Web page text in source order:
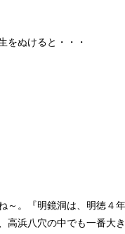
をぬけると・・・
～。『明鏡洞は、明徳４
高浜八穴の中でも一番大